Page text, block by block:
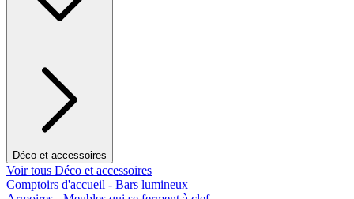
Déco et accessoires
Voir tous Déco et accessoires
Comptoirs d'accueil - Bars lumineux